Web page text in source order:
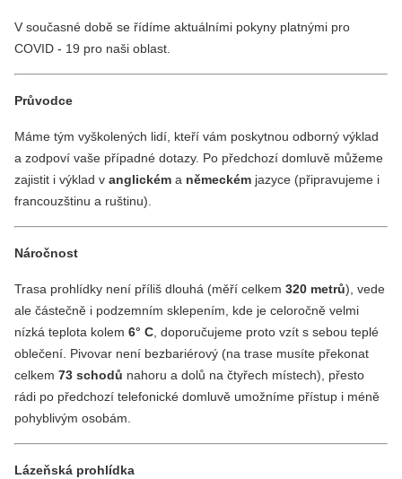
V současné době se řídíme aktuálními pokyny platnými pro
COVID - 19 pro naši oblast.
Průvodce
Máme tým vyškolených lidí, kteří vám poskytnou odborný výklad
a zodpoví vaše případné dotazy. Po předchozí domluvě můžeme
zajistit i výklad v anglickém a německém jazyce (připravujeme i
francouzštinu a ruštinu).
Náročnost
Trasa prohlídky není příliš dlouhá (měří celkem 320 metrů), vede
ale částečně i podzemním sklepením, kde je celoročně velmi
nízká teplota kolem 6° C, doporučujeme proto vzít s sebou teplé
oblečení. Pivovar není bezbariérový (na trase musíte překonat
celkem 73 schodů nahoru a dolů na čtyřech místech), přesto
rádi po předchozí telefonické domluvě umožníme přístup i méně
pohyblivým osobám.
Lázeňská prohlídka